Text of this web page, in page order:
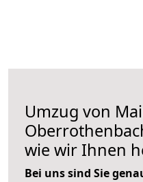
Umzug von
wie wir Ihnen
Bei uns sind Sie